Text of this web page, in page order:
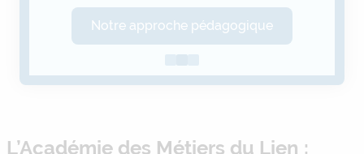
Notre approche pédagogique
L’Académie des Métiers du Lien :